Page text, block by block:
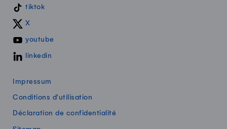
tiktok
X
youtube
linkedin
Impressum
Conditions d'utilisation
Déclaration de confidentialité